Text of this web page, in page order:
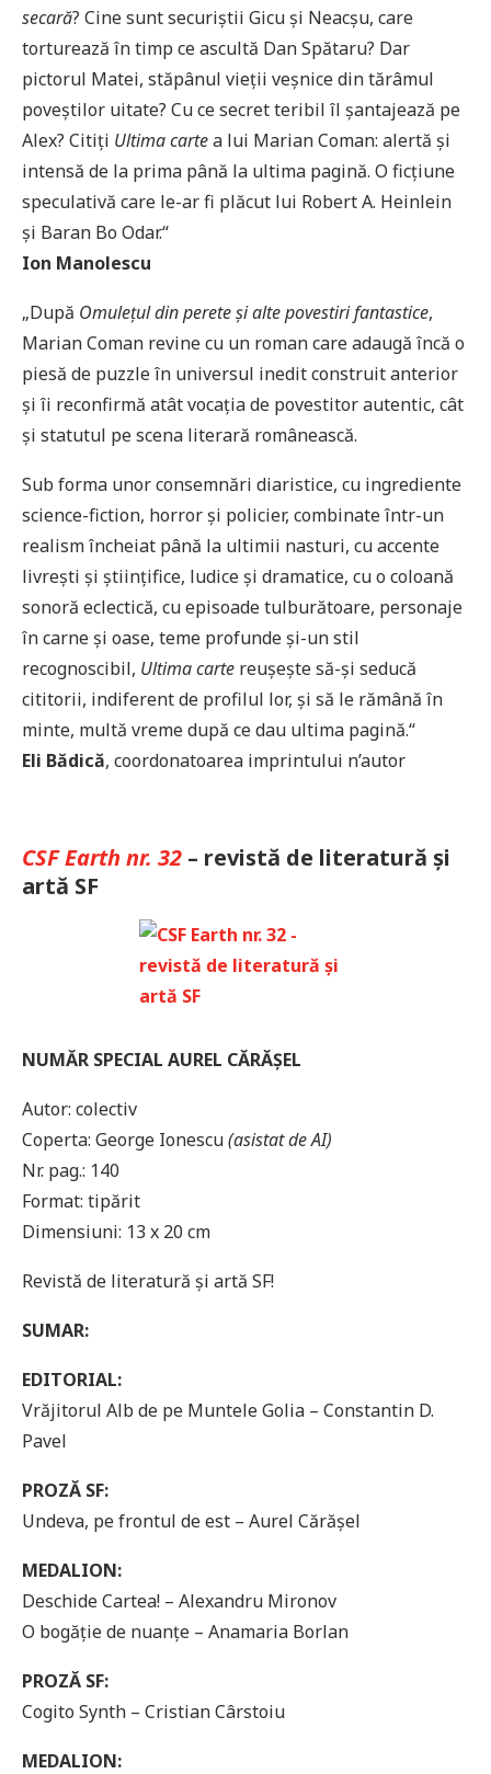
secară? Cine sunt securiștii Gicu și Neacșu, care
torturează în timp ce ascultă Dan Spătaru? Dar
pictorul Matei, stăpânul vieții veșnice din tărâmul
poveștilor uitate? Cu ce secret teribil îl șantajează pe
Alex? Citiți Ultima cartea lui Marian Coman: alertă și
intensă de la prima până la ultima pagină. O ficțiune
speculativă care le-ar fi plăcut lui Robert A. Heinlein
și Baran Bo Odar.“
Ion Manolescu
„După Omulețul din perete și alte povestiri fantastice,
Marian Coman revine cu un roman care adaugă încă o
piesă de puzzle în universul inedit construit anterior
și îi reconfirmă atât vocația de povestitor autentic, cât
și statutul pe scena literară românească.
Sub forma unor consemnări diaristice, cu ingrediente
science-fiction, horror și policier, combinate într-un
realism încheiat până la ultimii nasturi, cu accente
livrești și științifice, ludice și dramatice, cu o coloană
sonoră eclectică, cu episoade tulburătoare, personaje
în carne și oase, teme profunde și-un stil
recognoscibil, Ultima carte reușește să-și seducă
cititorii, indiferent de profilul lor, și să le rămână în
minte, multă vreme după ce dau ultima pagină.“
Eli Bădică, coordonatoarea imprintului n’autor
CSF Earth nr. 32 – revistă de literatură și
artă SF
NUMĂR SPECIAL AUREL CĂRĂȘEL
Autor: colectiv
Coperta: George Ionescu(asistat de AI)
Nr. pag.: 140
Format: tipărit
Dimensiuni: 13 x 20 cm
Revistă de literatură și artă SF!
SUMAR:
EDITORIAL:
Vrăjitorul Alb de pe Muntele Golia – Constantin D.
Pavel
PROZĂ SF:
Undeva, pe frontul de est – Aurel Cărăşel
MEDALION:
Deschide Cartea! – Alexandru Mironov
O bogăţie de nuanţe – Anamaria Borlan
PROZĂ SF:
Cogito Synth – Cristian Cârstoiu
MEDALION: